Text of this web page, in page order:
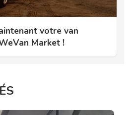
votre van
Market !